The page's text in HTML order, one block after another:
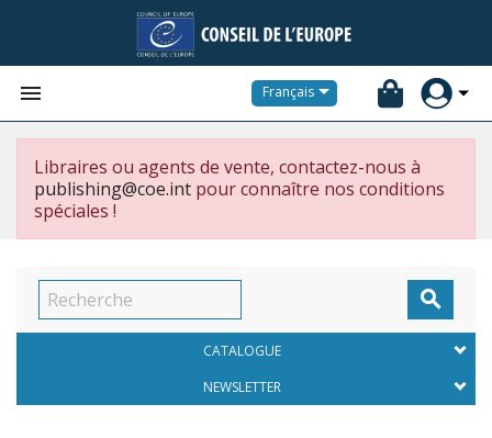
 Français
Libraires ou agents de vente, contactez-nous à
publishing@coe.int pour connaître nos conditions
spéciales !

CATALOGUE
NEWSLETTER